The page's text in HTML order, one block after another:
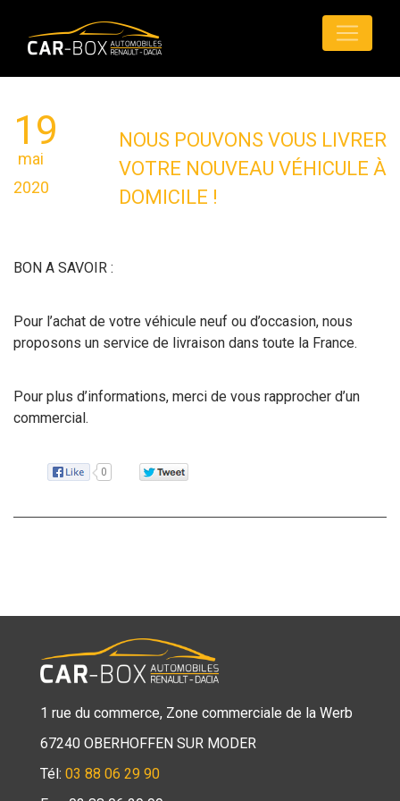
NOUS POUVONS VOUS LIVRER
VOTRE NOUVEAU VÉHICULE À
DOMICILE !
19
mai
2020
BON A SAVOIR :
Pour l’achat de votre véhicule neuf ou d’occasion, nous
proposons un service de livraison dans toute la France.
Pour plus d’informations, merci de vous rapprocher d’un
commercial.
0
1 rue du commerce, Zone commerciale de la Werb
67240 OBERHOFFEN SUR MODER
Tél: 03 88 06 29 90